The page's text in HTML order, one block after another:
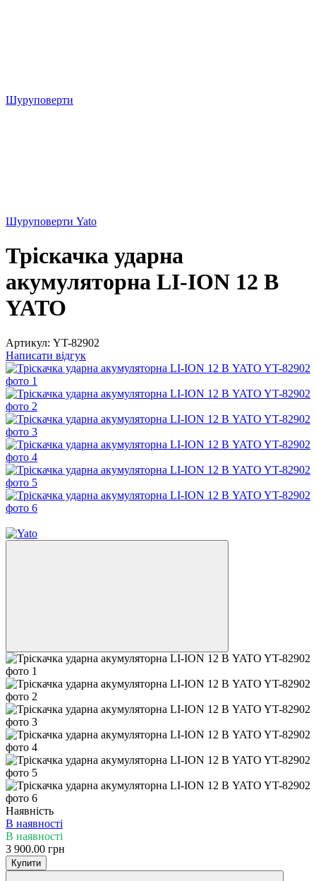
Шуруповерти
Шуруповерти Yato
Тріскачка ударна
акумуляторна LI-ION 12 В
YATO
Артикул: YT-82902
Написати відгук
Наявність
В наявності
В наявності
3 900.00 грн
Купити